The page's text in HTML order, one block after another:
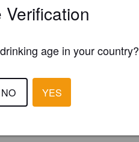
Verification
age in your country?
NO YES